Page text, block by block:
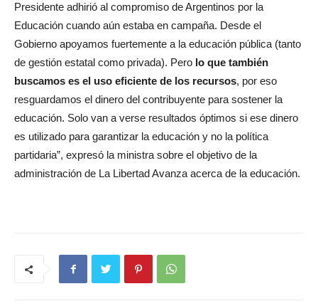
Presidente adhirió al compromiso de Argentinos por la
Educación cuando aún estaba en campaña. Desde el
Gobierno apoyamos fuertemente a la educación pública (tanto
de gestión estatal como privada). Pero lo que también
buscamos es el uso eficiente de los recursos, por eso
resguardamos el dinero del contribuyente para sostener la
educación. Solo van a verse resultados óptimos si ese dinero
es utilizado para garantizar la educación y no la política
partidaria”, expresó la ministra sobre el objetivo de la
administración de La Libertad Avanza acerca de la educación.